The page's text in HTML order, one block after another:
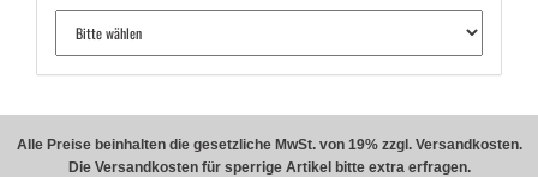
Alle Preise beinhalten die gesetzliche MwSt. von 19% zzgl. Versandkosten.
Die Versandkosten für sperrige Artikel bitte extra erfragen.